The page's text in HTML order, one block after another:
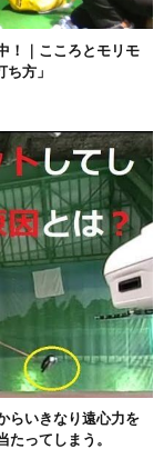
！｜こころとモリモ
方」
らいきなり遠心力を
たってしまう。